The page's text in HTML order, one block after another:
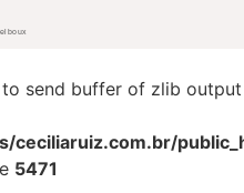
to send buffer of zlib output
ceciliaruiz.com.br/
5471